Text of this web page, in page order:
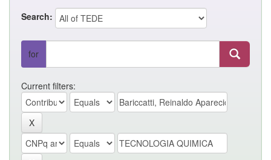
Search:
for
Current filters: